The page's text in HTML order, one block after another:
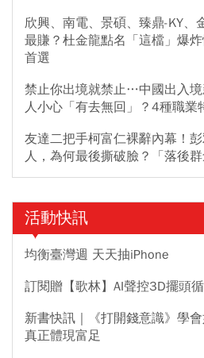
欣興、南電、景碩、臻鼎-KY、
最賺？杜金龍點名「這檔」爆
首選
禁止你出境就禁止…中國出入
人小心「有去無回」？4種職業
友達二把手柯富仁裸辭內幕！
人，為何最後撕破臉？「落後
活動快訊
均衡臺灣週 天天抽iPhone
訂閱贈【歌林】AI聲控3D擺頭
新書快訊｜《打開錢意識》學
真正體現富足